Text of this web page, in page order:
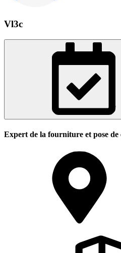
Vl3c
Expert de la fourniture et pose de